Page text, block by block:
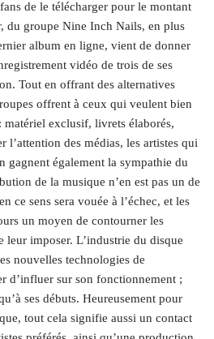
de le télécharger pour le montant
du groupe Nine Inch Nails, en plus
album en ligne, vient de donner
vidéo de trois de ses
Tout en offrant des alternatives
offrent à ceux qui veulent bien
exclusif, livrets élaborés,
l’attention des médias, les artistes qui
gagnent également la sympathie du
de la musique n’en est pas un de
ce sens sera vouée à l’échec, et les
un moyen de contourner les
leur imposer. L’industrie du disque
nouvelles technologies de
d’influer sur son fonctionnement ;
ses débuts. Heureusement pour
tout cela signifie aussi un contact